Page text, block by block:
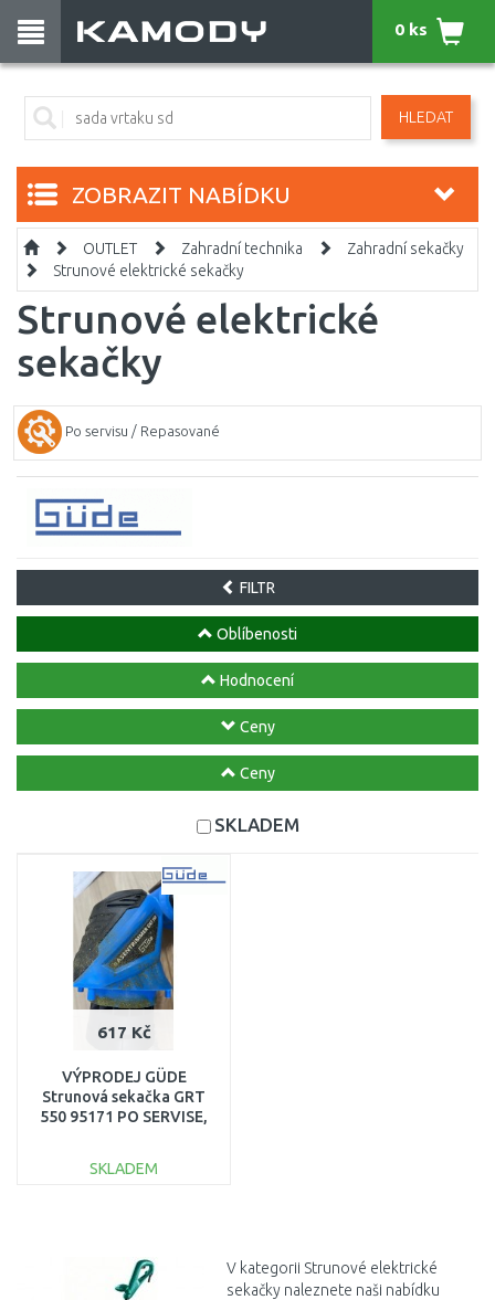
HLEDAT
0 ks
ZOBRAZIT NABÍDKU
OUTLET Zahradní technika
Zahradní sekačky
Strunové elektrické sekačky
Strunové elektrické
sekačky
Po servisu / Repasované
FILTR
Oblíbenosti
Hodnocení
Ceny
Ceny
SKLADEM
617 Kč
VÝPRODEJ GÜDE
Strunová sekačka GRT
550 95171 PO SERVISE,
SKLADEM
Porovnat
V kategorii Strunové elektrické
sekačky naleznete naši nabídku